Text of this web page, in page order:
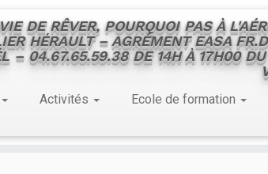
DE RÊVER, POURQUOI PAS À
HÉRAULT – AGRÉMENT EASA
– 04.67.65.59.38 DE 14H À 17H00
Activités
Ecole de formation